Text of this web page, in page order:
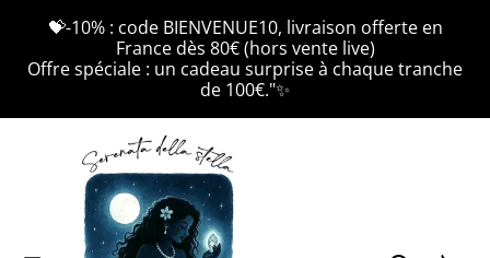
💝-10% : code BIENVENUE10, livraison offerte en
France dès 80€ (hors vente live)
Offre spéciale : un cadeau surprise à chaque tranche
de 100€."✨